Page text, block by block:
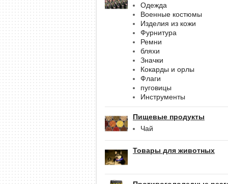
Одежда
Военные костюмы
Изделия из кожи
Фурнитура
Ремни
бляхи
Значки
Кокарды и орлы
Флаги
пуговицы
Инструменты
Пищевые продукты
Чай
Товары для животных